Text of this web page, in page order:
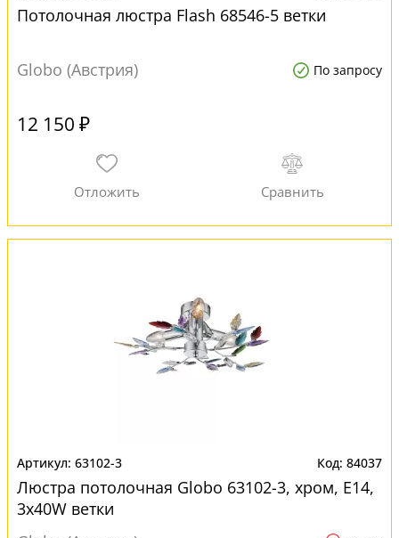
Потолочная люстра Flash 68546-5 ветки
Globo (Австрия) По запросу
12 150 ₽
63102-3 84037
Люстра потолочная Globo 63102-3, хром, E14,
3x40W ветки